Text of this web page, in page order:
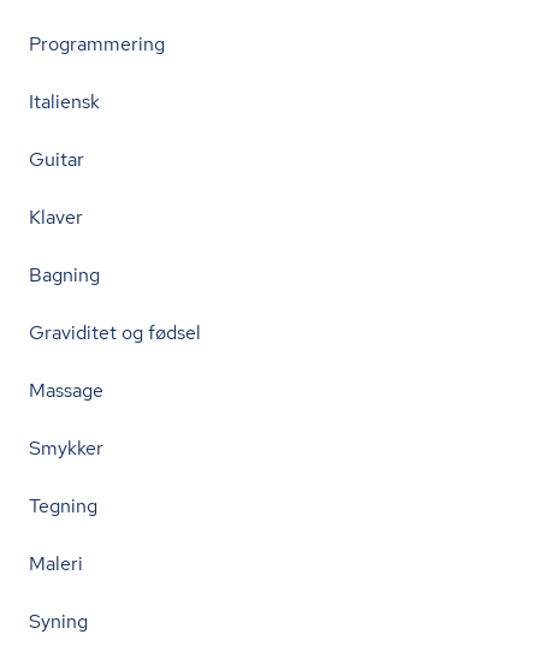
Programmering
Italiensk
Guitar
Klaver
Bagning
Graviditet og fødsel
Massage
Smykker
Tegning
Maleri
Syning